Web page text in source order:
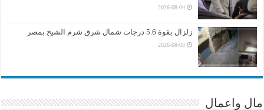
2026-08-04
زلزال بقوة 5.6 درجات شمال شرق شرم الشيخ بمصر
2026-08-03
مال واعمال